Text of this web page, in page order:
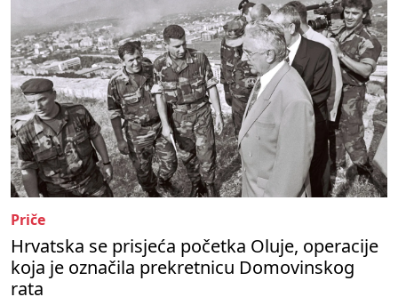
Priče
Hrvatska se prisjeća početka Oluje, operacije
koja je označila prekretnicu Domovinskog
rata